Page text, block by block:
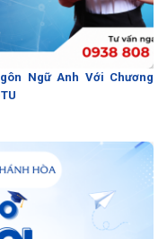
Ngữ Anh Với Chương